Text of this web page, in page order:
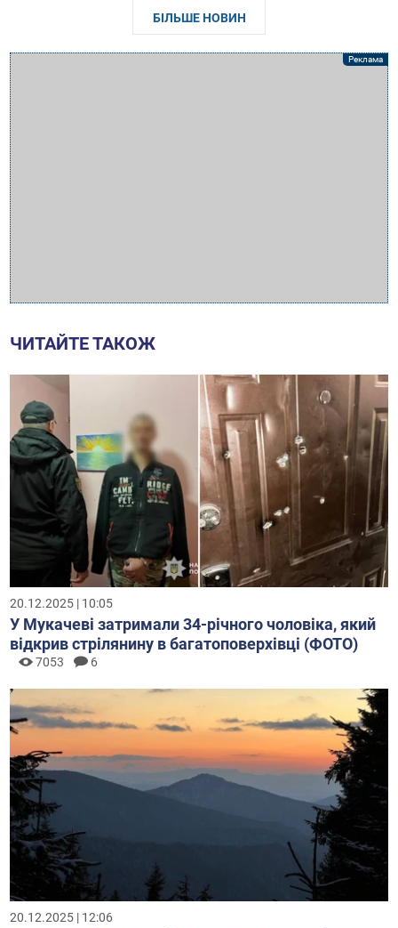
БІЛЬШЕ НОВИН
ЧИТАЙТЕ ТАКОЖ
20.12.2025 | 10:05
У Мукачеві затримали 34-річного чоловіка, який
відкрив стрілянину в багатоповерхівці (ФОТО)
7053 6
20.12.2025 | 12:06